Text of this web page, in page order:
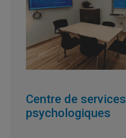
Centre de services
psychologiques